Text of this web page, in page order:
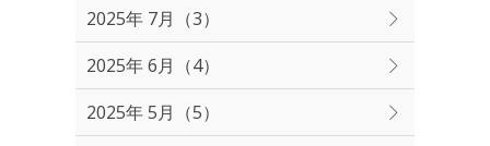
2025年 7月（3）
2025年 6月（4）
2025年 5月（5）